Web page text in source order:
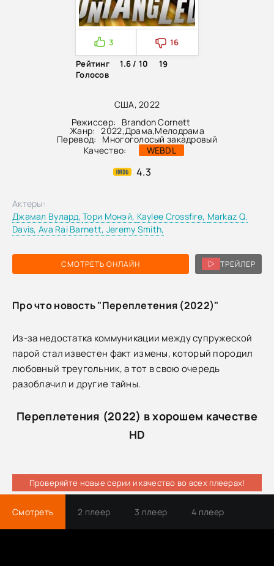
США, 2022
Режиссер:
Brandon Cornett
Жанр: 2022,Драма,Мелодрама
Перевод:
Многоголосый закадровый
Качество:
WEBDL
4.3
3
16
Рейтинг
1.6 / 10
19
Голосов
СМОТРЕТЬ ОНЛАЙН ТРЕЙЛЕР
Актеры:
Джамал Вулард,Тори Монэй, Kaylee Crossfire, Markaz Q.
Davis, Ava Rai Barnett, Jeremy Smith,
Про что новость "Переплетения (2022)"
Из-за недостатка коммуникации между супружеской
парой стал известен факт измены, который породил
любовный треугольник, а тот в свою очередь
разоблачил и другие тайны.
Переплетения (2022) в хорошем качестве
HD
Проверяйте новые серии и качество во всех плеерах!
Смотреть 2 плеер 3 плеер 4 плеер